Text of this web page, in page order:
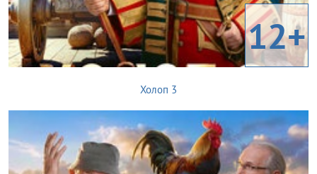
12+
Холоп 3